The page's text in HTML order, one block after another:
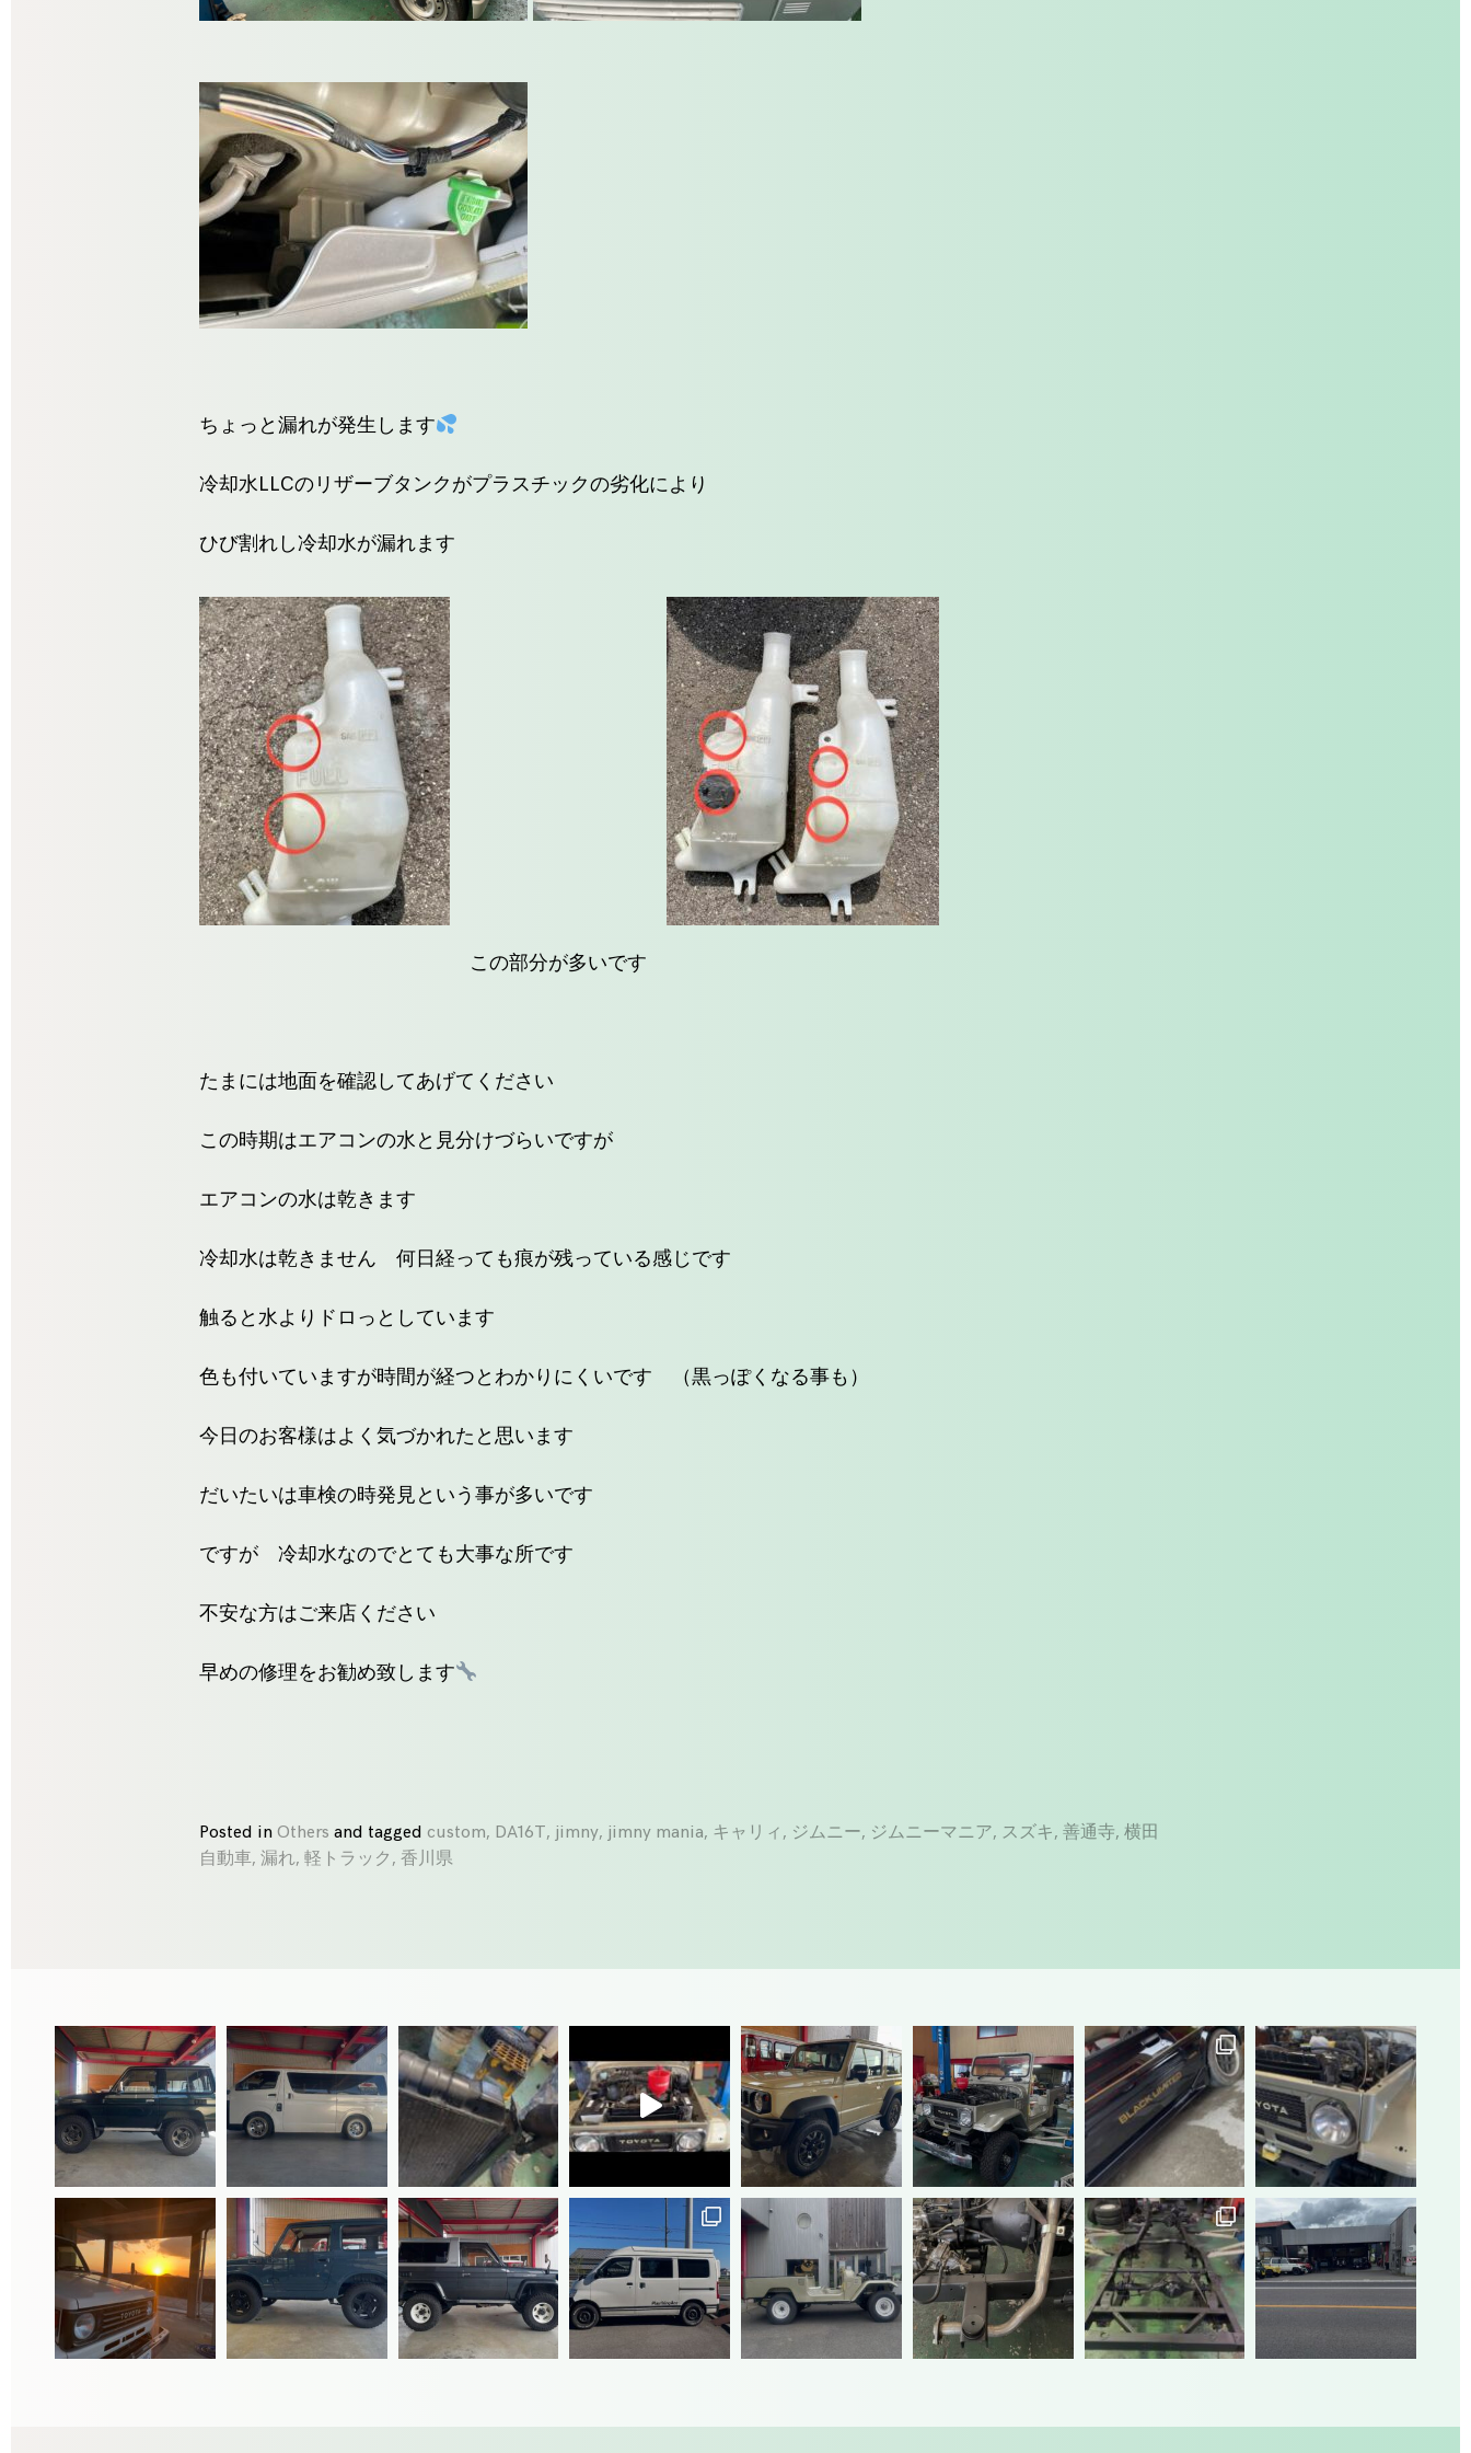
ちょっと漏れが発生します
冷却水LLCのリザーブタンクがプラスチックの劣化により
ひび割れし冷却水が漏れます
この部分が多いです
たまには地面を確認してあげてください
この時期はエアコンの水と見分けづらいですが
エアコンの水は乾きます
冷却水は乾きません 何日経っても痕が残っている感じです
触ると水よりドロっとしています
色も付いていますが時間が経つとわかりにくいです （黒っぽくなる事も）
今日のお客様はよく気づかれたと思います
だいたいは車検の時発見という事が多いです
ですが 冷却水なのでとても大事な所です
不安な方はご来店ください
早めの修理をお勧め致します
Posted inOthers and tagged custom, DA16T, jimny, jimny mania, キャリィ , ジムニー, ジムニーマニア, スズキ,善通寺,横田
自動車,漏れ,軽トラック ,香川県